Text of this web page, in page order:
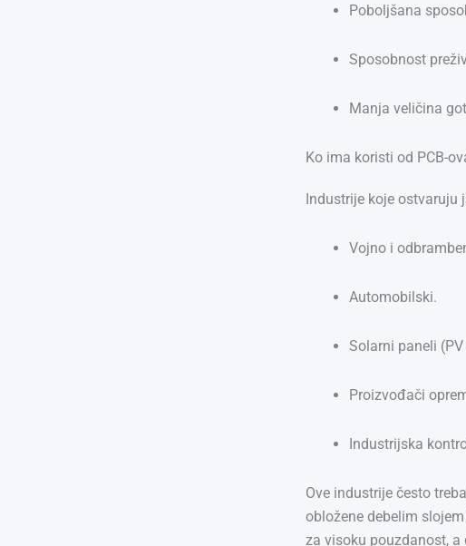
Poboljšana
Sposobnost
Manja veličina
Ko ima koristi od PCB-
Industrije koje
Vojno i
Automobilski.
Solarni paneli
Proizvođači
Industrijska
Ove industrije često
obložene debelim
za visoku pouzdanost,